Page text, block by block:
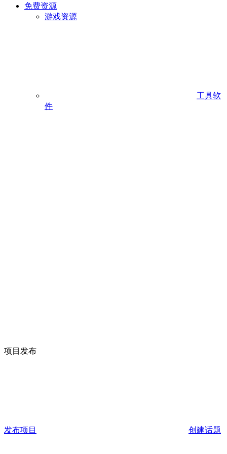
免费资源
游戏资源
工具软
件
项目发布
发布项目 创建话题